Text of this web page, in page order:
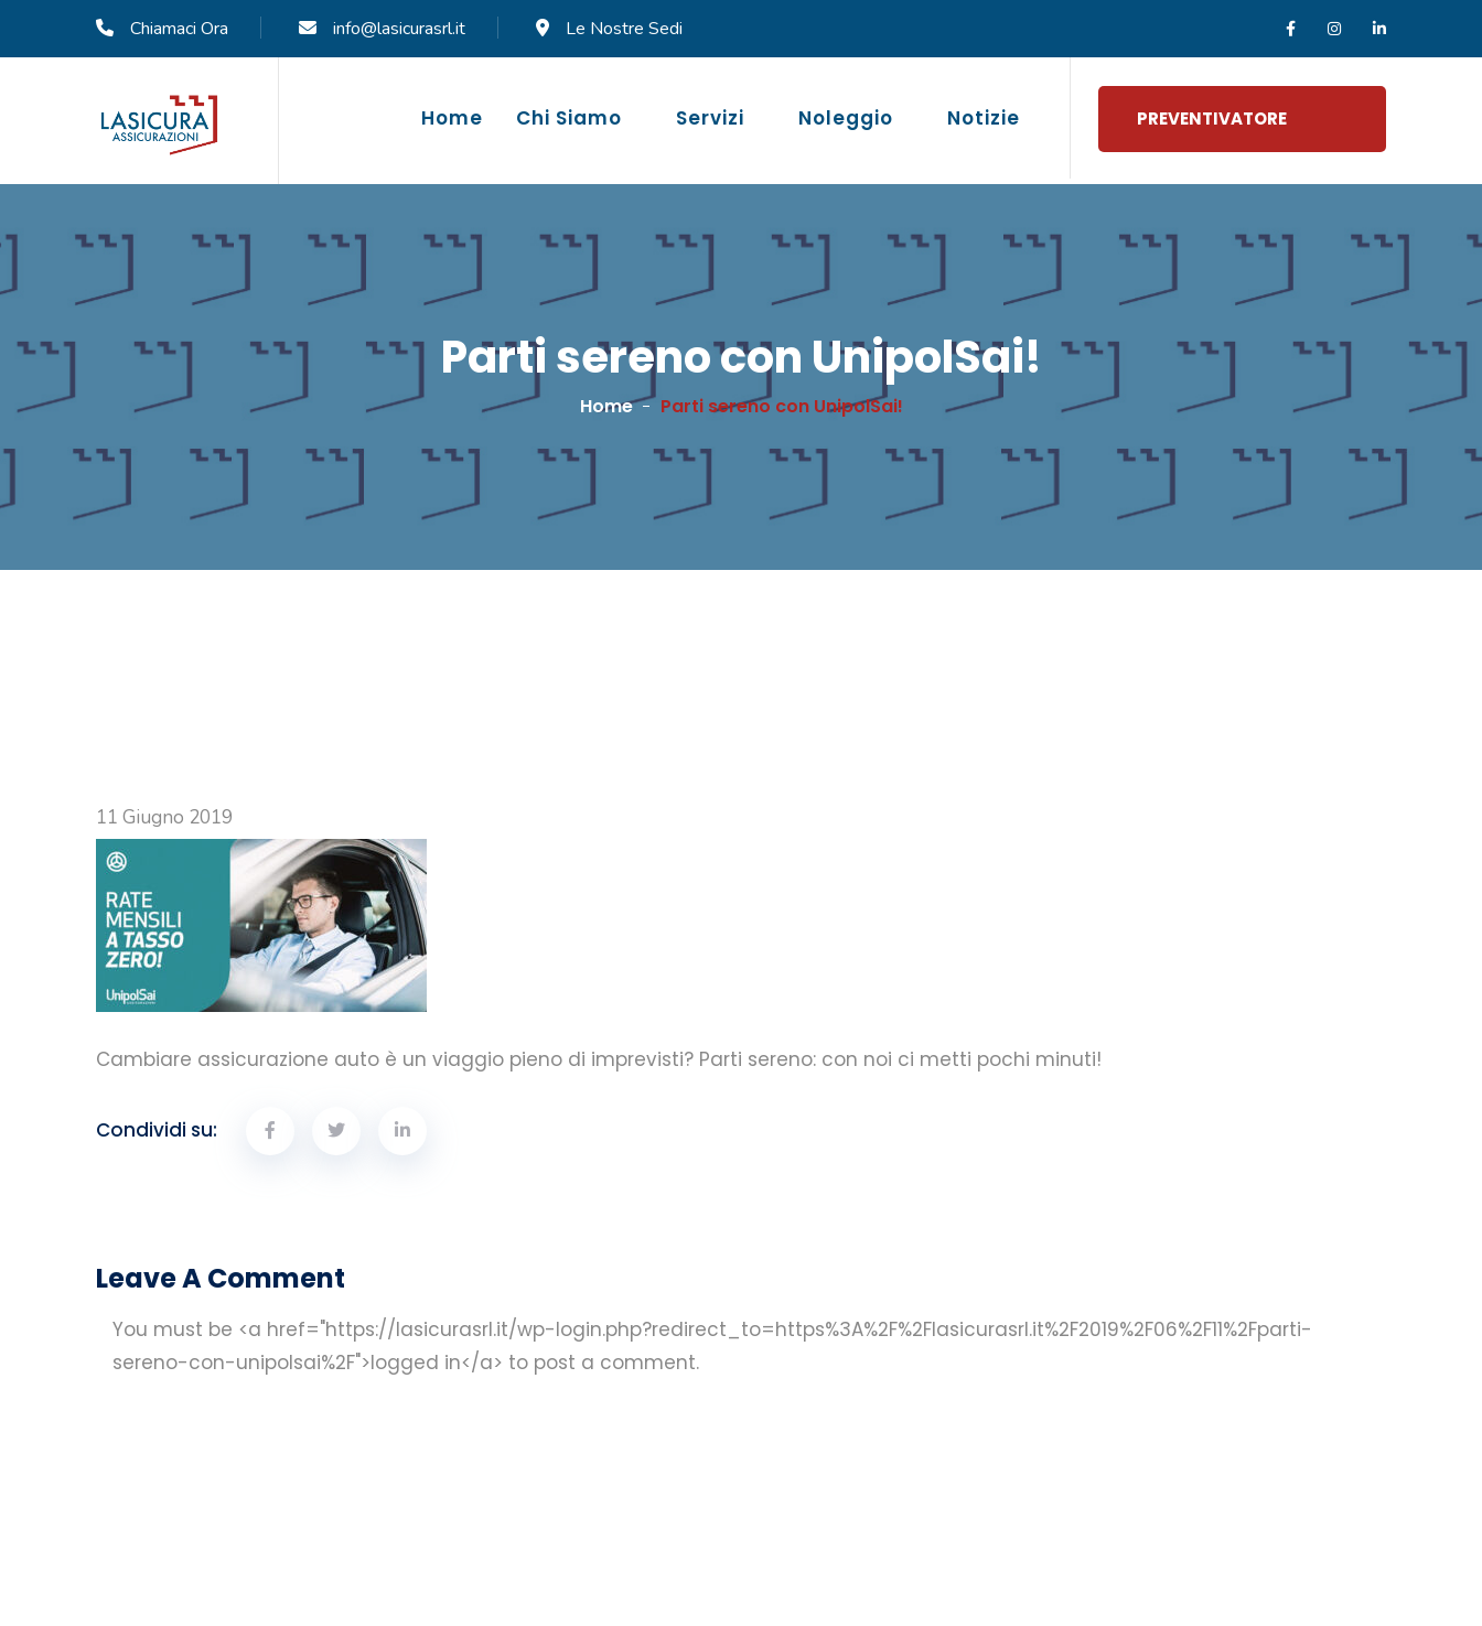
Chiamaci Ora info@lasicurasrl.it Le Nostre Sedi
Home Chi Siamo Servizi Noleggio Notizie PREVENTIVATORE
Parti sereno con UnipolSai!
Home Parti sereno con UnipolSai!
11 Giugno 2019
Cambiare assicurazione auto è un viaggio pieno di imprevisti? Parti sereno: con noi ci metti pochi minuti!
Condividi su:
Leave A Comment
You must be <a href="https://lasicurasrl.it/wp-login.php?redirect_to=https%3A%2F%2Flasicurasrl.it%2F2019%2F06%2F11%2Fparti-
sereno-con-unipolsai%2F">logged in</a> to post a comment.